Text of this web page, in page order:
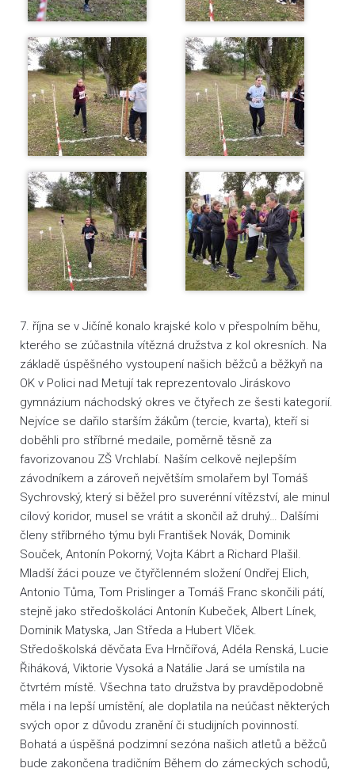
7. října se v Jičíně konalo krajské kolo v přespolním běhu,
kterého se zúčastnila vítězná družstva z kol okresních. Na
základě úspěšného vystoupení našich běžců a běžkyň na
OK v Polici nad Metují tak reprezentovalo Jiráskovo
gymnázium náchodský okres ve čtyřech ze šesti kategorií.
Nejvíce se dařilo starším žákům (tercie, kvarta), kteří si
doběhli pro stříbrné medaile, poměrně těsně za
favorizovanou ZŠ Vrchlabí. Naším celkově nejlepším
závodníkem a zároveň největším smolařem byl Tomáš
Sychrovský, který si běžel pro suverénní vítězství, ale minul
cílový koridor, musel se vrátit a skončil až druhý… Dalšími
členy stříbrného týmu byli František Novák, Dominik
Souček, Antonín Pokorný, Vojta Kábrt a Richard Plašil.
Mladší žáci pouze ve čtyřčlenném složení Ondřej Elich,
Antonio Tůma, Tom Prislinger a Tomáš Franc skončili pátí,
stejně jako středoškoláci Antonín Kubeček, Albert Línek,
Dominik Matyska, Jan Středa a Hubert Vlček.
Středoškolská děvčata Eva Hrnčířová, Adéla Renská, Lucie
Řiháková, Viktorie Vysoká a Natálie Jará se umístila na
čtvrtém místě. Všechna tato družstva by pravděpodobně
měla i na lepší umístění, ale doplatila na neúčast některých
svých opor z důvodu zranění či studijních povinností.
Bohatá a úspěšná podzimní sezóna našich atletů a běžců
bude zakončena tradičním Během do zámeckých schodů,